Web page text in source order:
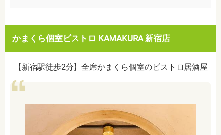
かまくら個室ビストロ KAMAKURA 新宿店
【新宿駅徒歩2分】全席かまくら個室のビストロ居酒屋